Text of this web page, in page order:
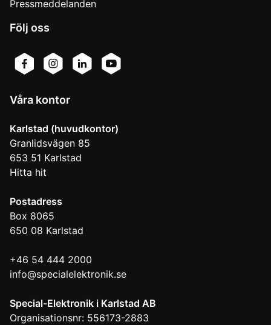
Pressmeddelanden
Följ oss
Våra kontor
Karlstad (huvudkontor)
Granlidsvägen 85
653 51 Karlstad
Hitta hit
Postadress
Box 8065
650 08 Karlstad
+46 54 444 2000
info@specialelektronik.se
Special-Elektronik i Karlstad AB
Organisationsnr: 556173-2883